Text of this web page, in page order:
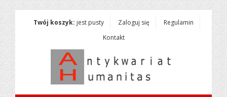
Twój koszyk: jest pusty Zaloguj się
Regulamin
Kontakt